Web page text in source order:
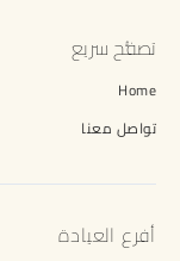
تصفُّح سريع
Home
تواصل معنا
أفرع العيادة